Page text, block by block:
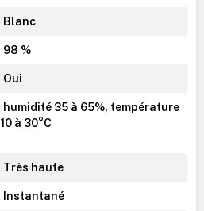
Blanc
98 %
Oui
humidité 35 à 65%, température
10 à 30°C
Très haute
Instantané